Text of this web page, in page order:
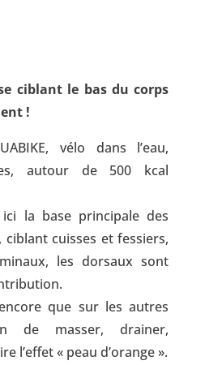
ciblant le bas du corps
!
vélo dans l’eau,
autour de 500 kcal
la base principale des
ciblant cuisses et fessiers,
les dorsaux sont
que sur les autres
de masser, drainer,
l’effet « peau d’orange ».